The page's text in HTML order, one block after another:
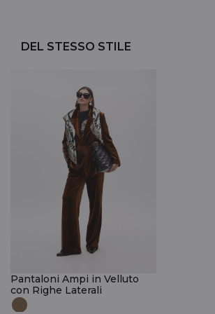
DEL STESSO STILE
Pantaloni Ampi in Velluto
con Righe Laterali